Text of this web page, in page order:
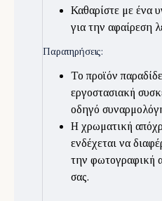
Καθαρίστε με ένα
για την αφαίρεση
Παρατηρήσεις:
Το προϊόν
εργοστασιακή
οδηγό
Η χρωματική
ενδέχεται να
την φωτογραφική
σας.